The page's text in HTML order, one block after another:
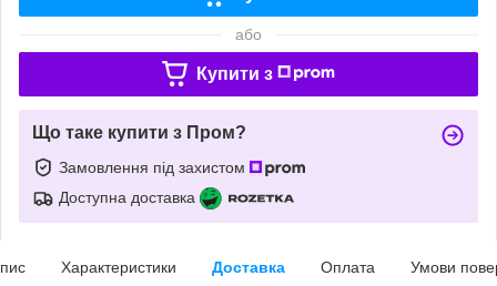
або
Купити з
Що таке купити з Пром?
Замовлення під захистом
Доступна доставка
Характеристики Доставка Оплата Умови